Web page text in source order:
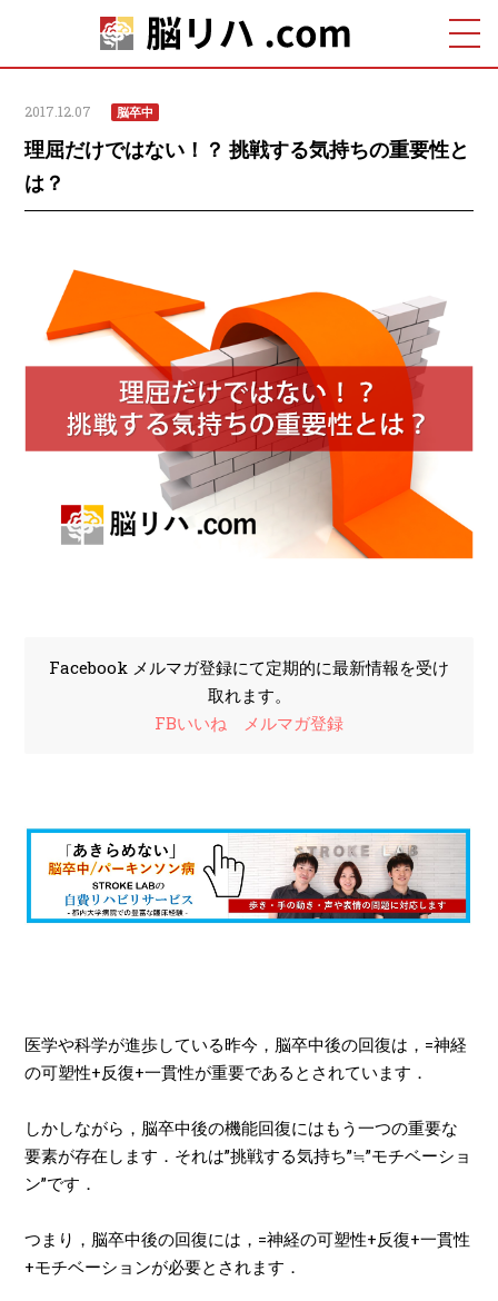
2017.12.07 脳卒中
理屈だけではない！？ 挑戦する気持ちの重要性と
は？
Facebook メルマガ登録にて定期的に最新情報を受け
取れます。
FBいいね
メルマガ登録
医学や科学が進歩している昨今，脳卒中後の回復は，=神経
の可塑性+反復+一貫性が重要であるとされています．
しかしながら，脳卒中後の機能回復にはもう一つの重要な
要素が存在します．それは”挑戦する気持ち”≒”モチベーショ
ン”です．
つまり，脳卒中後の回復には，=神経の可塑性+反復+一貫性
+モチベーションが必要とされます．